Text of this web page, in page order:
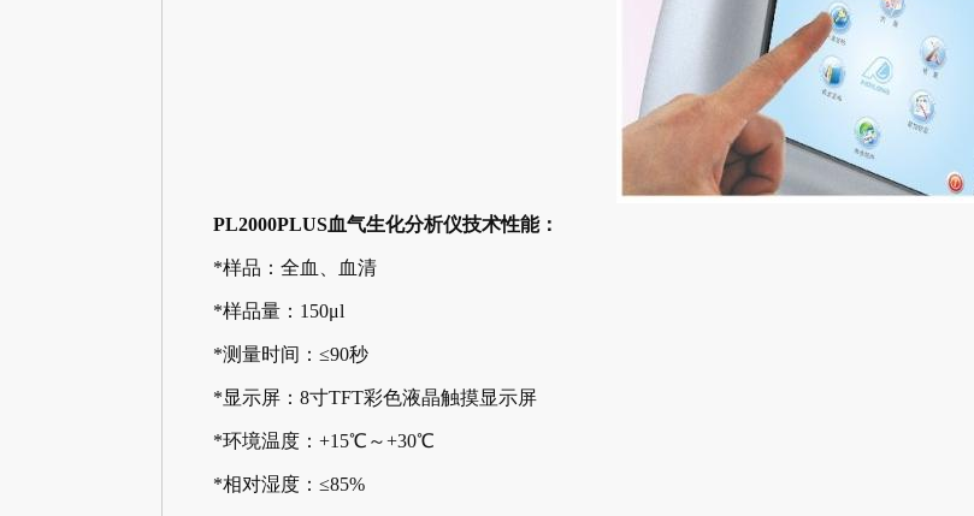
PL2000PLUS血气生化分析仪技术性能：
*样品：全血、血清
*样品量：150μl
*测量时间：≤90秒
*显示屏：8寸TFT彩色液晶触摸显示屏
*环境温度：+15℃～+30℃
*相对湿度：≤85%